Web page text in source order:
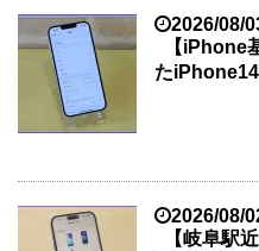
2026/08/
【iPhone
た
2026/08/
【岐阜駅